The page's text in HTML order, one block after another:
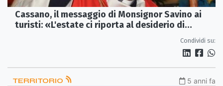
Cassano, il messaggio di Monsignor Savino ai
turisti: «L'estate ci riporta al desiderio di
Condividi su:
TERRITORIO 5 anni fa